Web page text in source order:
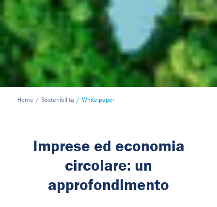
Home Sostenibilità White paper
Imprese ed economia
circolare: un
approfondimento